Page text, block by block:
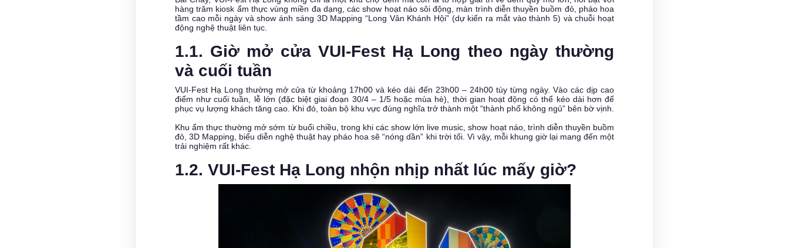
hàng trăm kiosk ẩm thực vùng miền đa dạng, các show hoạt náo sôi động, màn trình diễn thuyền buồm đỏ, pháo hoa
tầm cao mỗi ngày và show ánh sáng 3D Mapping “Long Vân Khánh Hội” (dự kiến ra mắt vào thành 5) và chuỗi hoạt
động nghệ thuật liên tục.
1.1. Giờ mở cửa VUI-Fest Hạ Long theo ngày thường
và cuối tuần
VUI-Fest Hạ Long thường mở cửa từ khoảng 17h00 và kéo dài đến 23h00 – 24h00 tùy từng ngày. Vào các dịp cao
điểm như cuối tuần, lễ lớn (đặc biệt giai đoạn 30/4 – 1/5 hoặc mùa hè), thời gian hoạt động có thể kéo dài hơn để
phục vụ lượng khách tăng cao. Khi đó, toàn bộ khu vực đúng nghĩa trở thành một “thành phố không ngủ” bên bờ vịnh.
Khu ẩm thực thường mở sớm từ buổi chiều, trong khi các show lớn live music, show hoạt náo, trình diễn thuyền buồm
đỏ, 3D Mapping, biểu diễn nghệ thuật hay pháo hoa sẽ “nóng dần” khi trời tối. Vì vậy, mỗi khung giờ lại mang đến một
trải nghiệm rất khác.
1.2. VUI-Fest Hạ Long nhộn nhịp nhất lúc mấy giờ?